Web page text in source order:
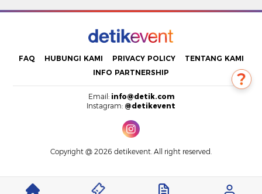
FAQ HUBUNGI KAMI PRIVACY POLICY
TENTANG KAMI
INFO PARTNERSHIP
Email: info@detik.com
Instagram: @detikevent
Copyright @ 2026 detikevent. All right reserved.